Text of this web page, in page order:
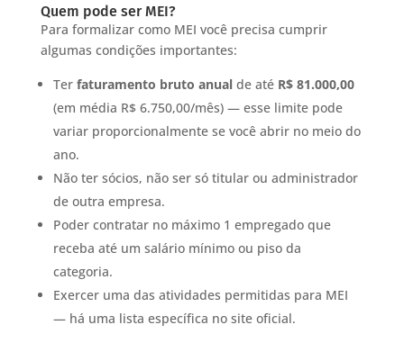
Quem pode ser MEI?
Para formalizar como MEI você precisa cumprir
algumas condições importantes:
Ter faturamento bruto anualde até R$ 81.000,00
(em média R$ 6.750,00/mês) — esse limite pode
variar proporcionalmente se você abrir no meio do
ano.
Não ter sócios, não ser só titular ou administrador
de outra empresa.
Poder contratar no máximo 1 empregado que
receba até um salário mínimo ou piso da
categoria.
Exercer uma das atividades permitidas para MEI
— há uma lista específica no site oficial.